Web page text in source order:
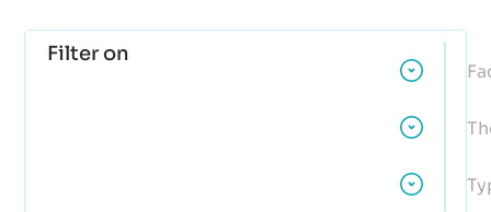
Filter on